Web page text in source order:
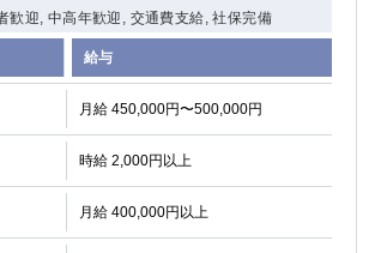
歓迎, 中高年歓迎, 交通費支給, 社保完備
給与
月給 450,000円〜500,000円
時給 2,000円以上
月給 400,000円以上